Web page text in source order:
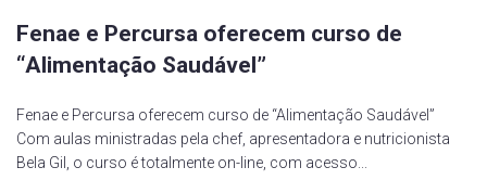
Fenae e Percursa oferecem curso de
“Alimentação Saudável”
Fenae e Percursa oferecem curso de “Alimentação Saudável”
Com aulas ministradas pela chef, apresentadora e nutricionista
Bela Gil, o curso é totalmente on-line, com acesso...